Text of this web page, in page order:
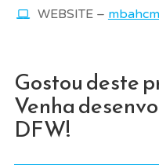
WEBSITE –
Gostou deste
Venha
DFW!